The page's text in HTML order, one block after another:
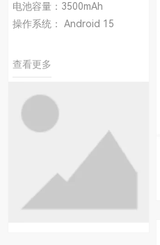
电池容量：3500mAh
操作系统： Android 15
查看更多